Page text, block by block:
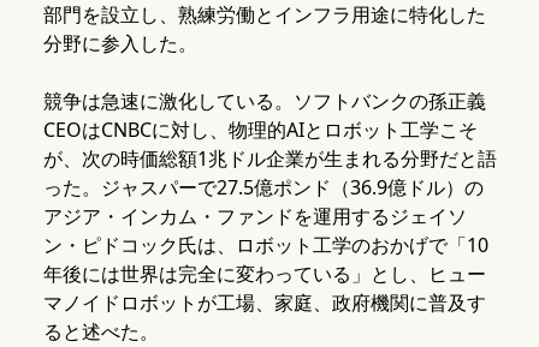
部門を設立し、熟練労働とインフラ用途に特化した
分野に参入した。
競争は急速に激化している。ソフトバンクの孫正義
CEOはCNBCに対し、物理的AIとロボット工学こそ
が、次の時価総額1兆ドル企業が生まれる分野だと語
った。ジャスパーで27.5億ポンド（36.9億ドル）の
アジア・インカム・ファンドを運用するジェイソ
ン・ピドコック氏は、ロボット工学のおかげで「10
年後には世界は完全に変わっている」とし、ヒュー
マノイドロボットが工場、家庭、政府機関に普及す
ると述べた。